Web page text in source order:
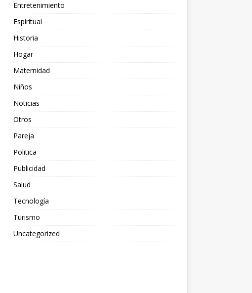
Entretenimiento
Espiritual
Historia
Hogar
Maternidad
Niños
Noticias
Otros
Pareja
Politica
Publicidad
Salud
Tecnología
Turismo
Uncategorized